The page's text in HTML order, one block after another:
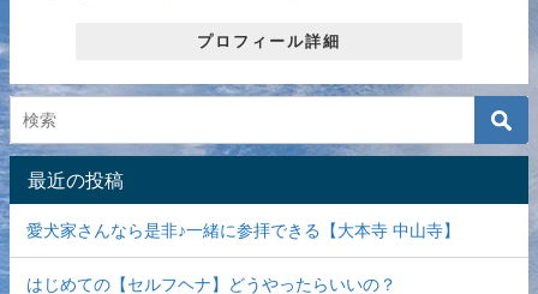
プロフィール詳細
最近の投稿
愛犬家さんなら是非♪一緒に参拝できる【大本寺 中山寺】
はじめての【セルフヘナ】どうやったらいいの？